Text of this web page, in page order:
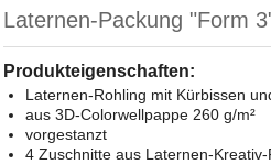
Laternen-Packung "Form
Produkteigenschaften:
Laternen-Rohling mit Kürbissen
aus 3D-Colorwellpappe 260 g/m²
vorgestanzt
4 Zuschnitte aus Laternen-Kreativ-